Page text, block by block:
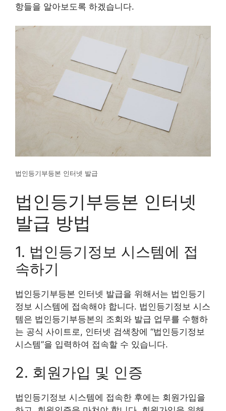
항들을 알아보도록 하겠습니다.
법인등기부등본 인터넷 발급
법인등기부등본 인터넷
발급 방법
1. 법인등기정보 시스템에 접
속하기
법인등기부등본 인터넷 발급을 위해서는 법인등기
정보 시스템에 접속해야 합니다. 법인등기정보 시스
템은 법인등기부등본의 조회와 발급 업무를 수행하
는 공식 사이트로, 인터넷 검색창에 “법인등기정보
시스템”을 입력하여 접속할 수 있습니다.
2. 회원가입 및 인증
법인등기정보 시스템에 접속한 후에는 회원가입을